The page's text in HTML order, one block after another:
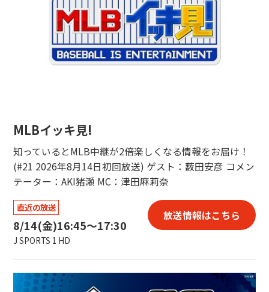
MLBイッキ見!
知っているとMLB中継が2倍楽しくなる情報をお届け！
(#21 2026年8月14日初回放送) ゲスト：薮田安彦 コメン
テーター：AKI猪瀬 MC：津田麻莉奈
直近の放送
8/14(金)16:45〜17:30
J SPORTS 1 HD
放送情報はこちら